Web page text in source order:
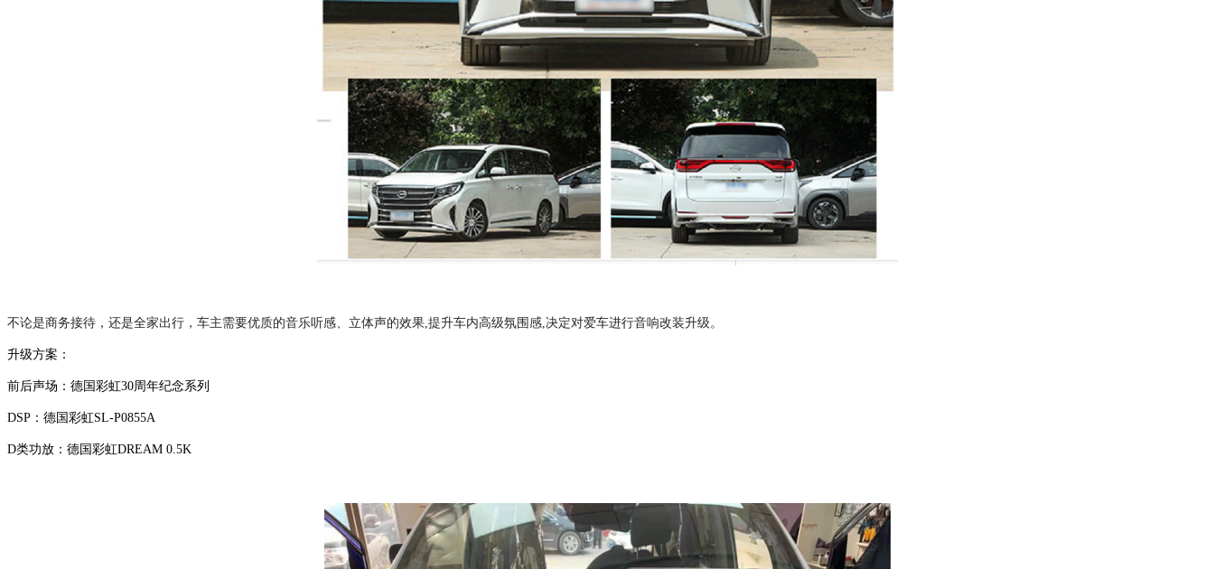
不论是商务接待，还是全家出行，车主需要优质的音乐听感、立体声的效果 ,提升车内高级氛围感,决定对爱车进行音响改装升级。
升级方案：
前后声场：德国彩虹30周年纪念系列
DSP：德国彩虹SL-P0855A
D类功放：德国彩虹DREAM 0.5K